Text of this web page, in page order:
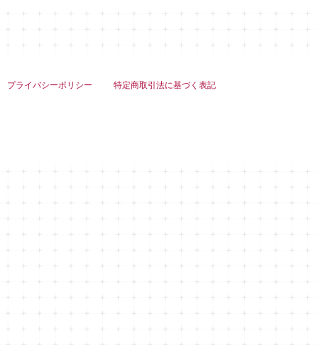
プライバシーポリシー 特定商取引法に基づく表記